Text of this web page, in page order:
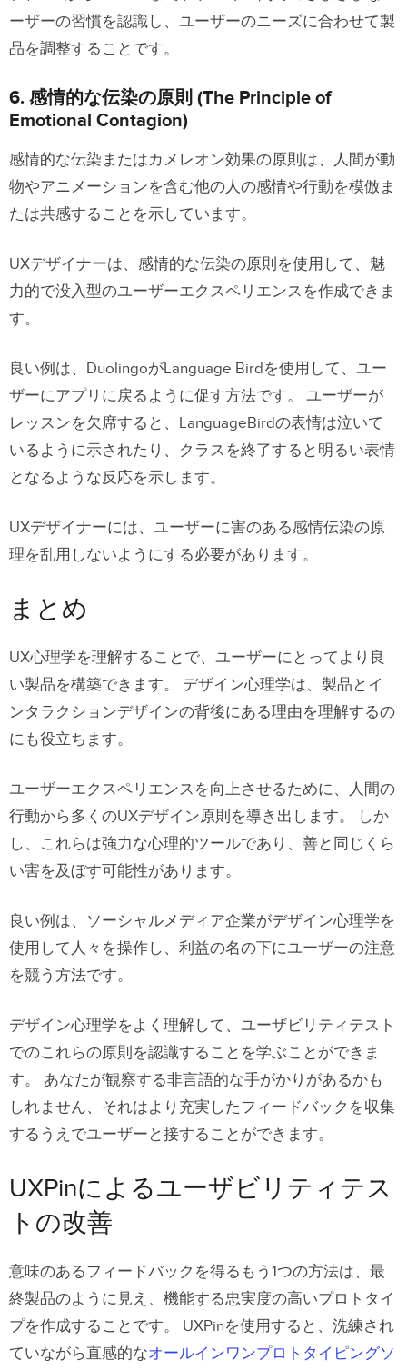
ーザーの習慣を認識し、ユーザーのニーズに合わせて製
品を調整することです。
6. 感情的な伝染の原則 (The Principle of
Emotional Contagion)
感情的な伝染またはカメレオン効果の原則は、人間が動
物やアニメーションを含む他の人の感情や行動を模倣ま
たは共感することを示しています。
UXデザイナーは、感情的な伝染の原則を使用して、魅
力的で没入型のユーザーエクスペリエンスを作成できま
す。
良い例は、DuolingoがLanguage Birdを使用して、ユー
ザーにアプリに戻るように促す方法です。 ユーザーが
レッスンを欠席すると、LanguageBirdの表情は泣いて
いるように示されたり、クラスを終了すると明るい表情
となるような反応を示します。
UXデザイナーには、ユーザーに害のある感情伝染の原
理を乱用しないようにする必要があります。
まとめ
UX心理学を理解することで、ユーザーにとってより良
い製品を構築できます。 デザイン心理学は、製品とイ
ンタラクションデザインの背後にある理由を理解するの
にも役立ちます。
ユーザーエクスペリエンスを向上させるために、人間の
行動から多くのUXデザイン原則を導き出します。 しか
し、これらは強力な心理的ツールであり、善と同じくら
い害を及ぼす可能性があります。
良い例は、ソーシャルメディア企業がデザイン心理学を
使用して人々を操作し、利益の名の下にユーザーの注意
を競う方法です。
デザイン心理学をよく理解して、ユーザビリティテスト
でのこれらの原則を認識することを学ぶことができま
す。 あなたが観察する非言語的な手がかりがあるかも
しれません、それはより充実したフィードバックを収集
するうえでユーザーと接することができます。
UXPinによるユーザビリティテス
トの改善
意味のあるフィードバックを得るもう1つの方法は、最
終製品のように見え、機能する忠実度の高いプロトタイ
プを作成することです。 UXPinを使用すると、洗練され
ていながら直感的なオールインワンプロトタイピングソ